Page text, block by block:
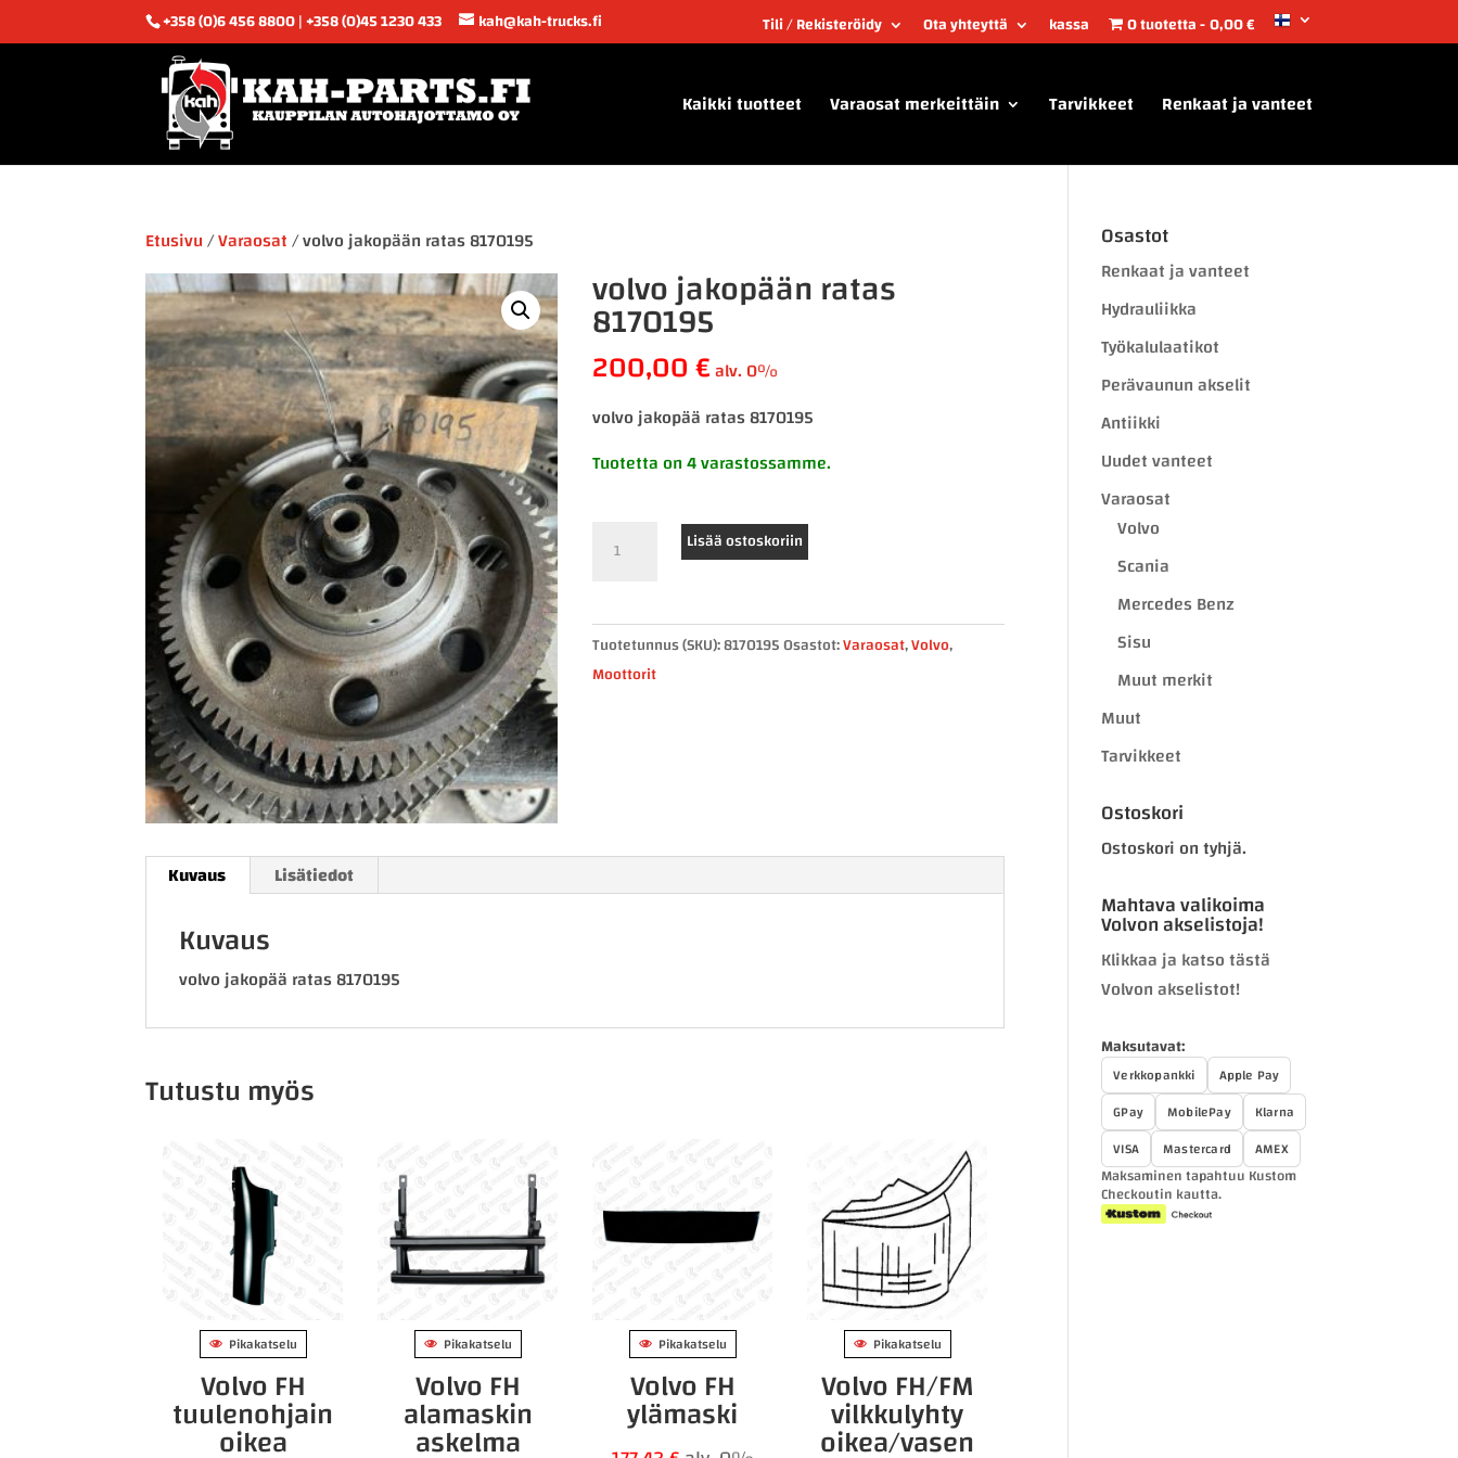
+358 (0)6 456 8800 | +358 (0)45 1230 433 kah@kah-trucks.fi Tili / Rekisteröidy Ota yhteyttä kassa 0 tuotetta 0,00 €
Kaikki tuotteet Varaosat merkeittäin Tarvikkeet Renkaat ja vanteet
Etusivu/Varaosat/ volvo jakopään ratas 8170195
volvo jakopään ratas
8170195
200,00€alv. 0%
volvo jakopää ratas 8170195
Tuotetta on 4 varastossamme.
jakopään
8170195
määrä
Lisää ostoskoriin
Tuotetunnus (SKU):8170195Osastot:Varaosat,Volvo,
Moottorit
Kuvaus Lisätiedot
Kuvaus
volvo jakopää ratas 8170195
Tutustu myös
Pikakatselu
Volvo FH
tuulenohjain
oikea
Pikakatselu
Volvo FH
alamaskin
askelma
Pikakatselu
Volvo FH
ylämaski
Pikakatselu
Volvo FH/FM
vilkkulyhty
oikea/vasen
Osastot
Renkaat ja vanteet
Hydrauliikka
Työkalulaatikot
Perävaunun akselit
Antiikki
Uudet vanteet
Varaosat
Volvo
Scania
Mercedes Benz
Sisu
Muut merkit
Muut
Tarvikkeet
Ostoskori
Ostoskori on tyhjä.
Mahtava valikoima
Volvon akselistoja!
Klikkaa ja katso tästä
Volvon akselistot!
Maksutavat:
Verkkopankki
Apple Pay
GPay
MobilePay
Klarna
VISA
Mastercard AMEX
Maksaminen tapahtuu Kustom
Checkoutin kautta.